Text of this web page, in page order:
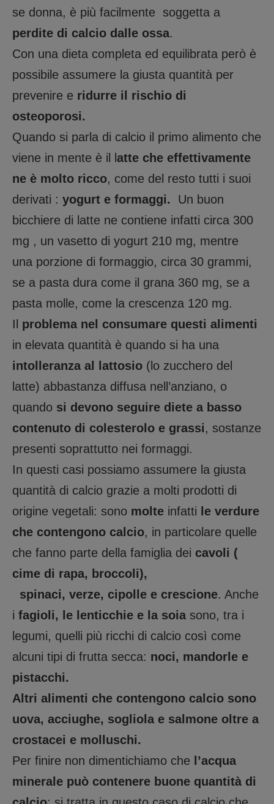
se donna, è più facilmente soggetta a
perdite di calcio dalle ossa.
Con una dieta completa ed equilibrata però è
possibile assumere la giusta quantità per
prevenire e ridurre il rischio di
osteoporosi.
Quando si parla di calcio il primo alimento che
viene in mente è il l atte che effettivamente
ne è molto ricco, come del resto tutti i suoi
derivati : yogurt e formaggi. Un buon
bicchiere di latte ne contiene infatti circa 300
mg , un vasetto di yogurt 210 mg, mentre
una porzione di formaggio, circa 30 grammi,
se a pasta dura come il grana 360 mg, se a
pasta molle, come la crescenza 120 mg.
Il problema nel consumare questi alimenti
in elevata quantità è quando si ha una
intolleranza al lattosio (lo zucchero del
latte) abbastanza diffusa nell’anziano, o
quando si devono seguire diete a basso
contenuto di colesterolo e grassi, sostanze
presenti soprattutto nei formaggi.
In questi casi possiamo assumere la giusta
quantità di calcio grazie a molti prodotti di
origine vegetali: sono molte infatti le verdure
che contengono calcio, in particolare quelle
che fanno parte della famiglia dei cavoli (
cime di rapa, broccoli),
spinaci, verze, cipolle e crescione. Anche
i fagioli, le lenticchie e la soia sono, tra i
legumi, quelli più ricchi di calcio così come
alcuni tipi di frutta secca: noci, mandorle e
pistacchi.
Altri alimenti che contengono calcio sono
uova, acciughe, sogliola e salmone oltre a
crostacei e molluschi.
Per finire non dimentichiamo che
l’acqua
minerale può contenere buone quantità di